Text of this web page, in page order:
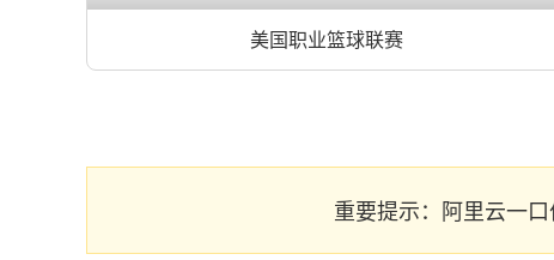
美国职业篮球联赛
重要提示：阿里云一